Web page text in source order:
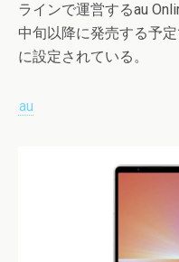
ラインで運営するau
中旬以降に発売する予
に設定されている。
au